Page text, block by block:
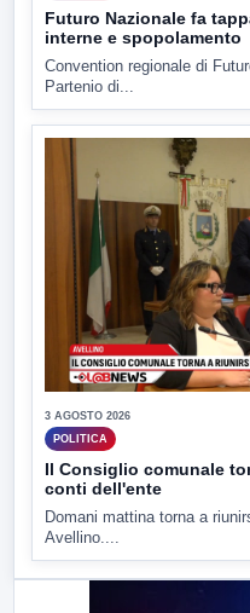
Futuro Nazionale fa
interne e spopolamento
Convention regionale di
Partenio di...
3 AGOSTO 2026
POLITICA
Il Consiglio comunale
conti dell'ente
Domani mattina torna a
Avellino....